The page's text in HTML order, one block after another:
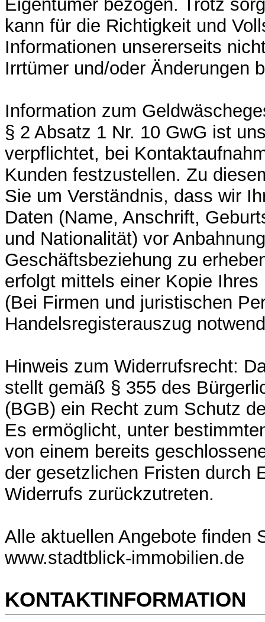
Eigentümer bezogen. Trotz
kann für die Richtigkeit und
Informationen unsererseits
Irrtümer und/oder Änderungen
Information zum
§ 2 Absatz 1 Nr. 10 GwG ist
verpflichtet, bei
Kunden festzustellen. Zu
Sie um Verständnis, dass wir
Daten (Name, Anschrift,
und Nationalität) vor
Geschäftsbeziehung zu
erfolgt mittels einer Kopie
(Bei Firmen und juristischen
Handelsregisterauszug
Hinweis zum Widerrufsrecht:
stellt gemäß § 355 des
(BGB) ein Recht zum Schutz
Es ermöglicht, unter
von einem bereits
der gesetzlichen Fristen durch
Widerrufs zurückzutreten.
Alle aktuellen Angebote finden
www.stadtblick-immobilien.de
KONTAKTINFORMATION